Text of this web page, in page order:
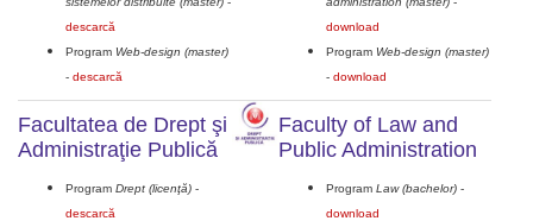
descarcă
Program Web-design (master)
- descarcă
download
Program Web-design (master)
- download
Facultatea de Drept şi
Administraţie Publică
Program Drept (licenţă) -
descarcă
Faculty of Law and
Public Administration
Program Law (bachelor) -
download